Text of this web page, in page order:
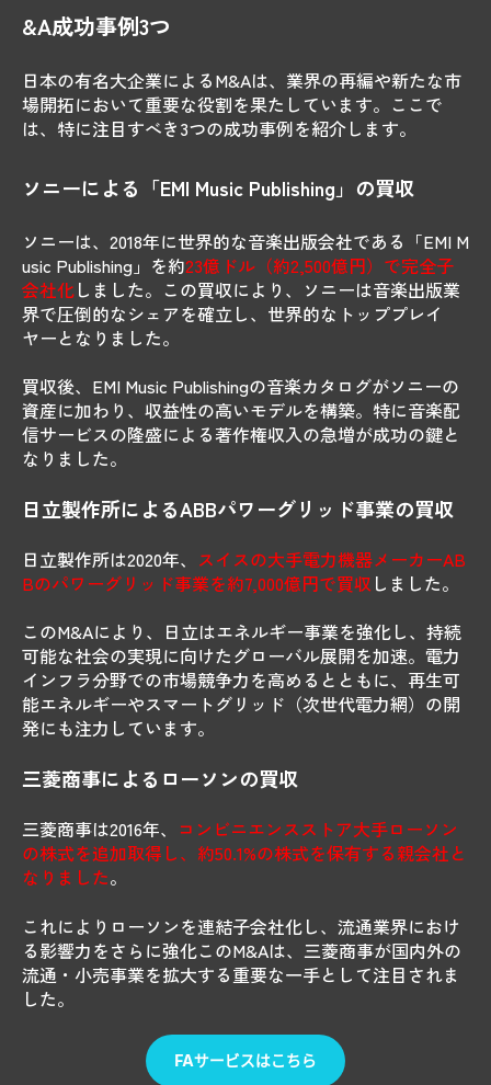
&A成功事例3つ
日本の有名大企業によるM&Aは、業界の再編や新たな市
場開拓において重要な役割を果たしています。ここで
は、特に注目すべき3つの成功事例を紹介します。
ソニーによる「EMI Music Publishing」の買収
ソニーは、2018年に世界的な音楽出版会社である「EMI M
usic Publishing」を約23億ドル（約2,500億円）で完全子
会社化しました。この買収により、ソニーは音楽出版業
界で圧倒的なシェアを確立し、世界的なトッププレイ
ヤーとなりました。
買収後、EMI Music Publishingの音楽カタログがソニーの
資産に加わり、収益性の高いモデルを構築。特に音楽配
信サービスの隆盛による著作権収入の急増が成功の鍵と
なりました。
日立製作所によるABBパワーグリッド事業の買収
日立製作所は2020年、 スイスの大手電力機器メーカーAB
Bのパワーグリッド事業を約7,000億円で買収しました。
このM&Aにより、日立はエネルギー事業を強化し、持続
可能な社会の実現に向けたグローバル展開を加速。電力
インフラ分野での市場競争力を高めるとともに、再生可
能エネルギーやスマートグリッド（次世代電力網）の開
発にも注力しています。
三菱商事によるローソンの買収
三菱商事は2016年、 コンビニエンスストア大手ローソン
の株式を追加取得し、約50.1%の株式を保有する親会社と
なりました。
これによりローソンを連結子会社化し、流通業界におけ
る影響力をさらに強化このM&Aは、三菱商事が国内外の
流通・小売事業を拡大する重要な一手として注目されま
した。